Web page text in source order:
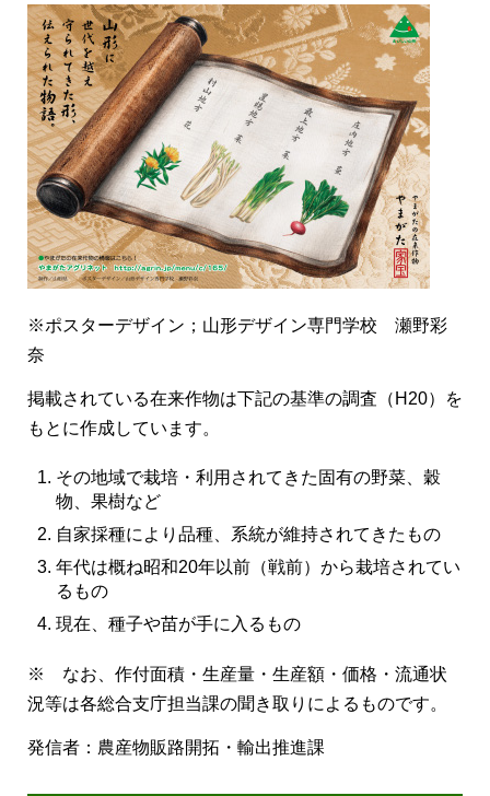
※ポスターデザイン；山形デザイン専門学校 瀬野彩
奈
掲載されている在来作物は下記の基準の調査（H20）を
もとに作成しています。
その地域で栽培・利用されてきた固有の野菜、穀
物、果樹など
自家採種により品種、系統が維持されてきたもの
年代は概ね昭和20年以前（戦前）から栽培されてい
るもの
現在、種子や苗が手に入るもの
※ なお、作付面積・生産量・生産額・価格・流通状
況等は各総合支庁担当課の聞き取りによるものです。
発信者：農産物販路開拓・輸出推進課